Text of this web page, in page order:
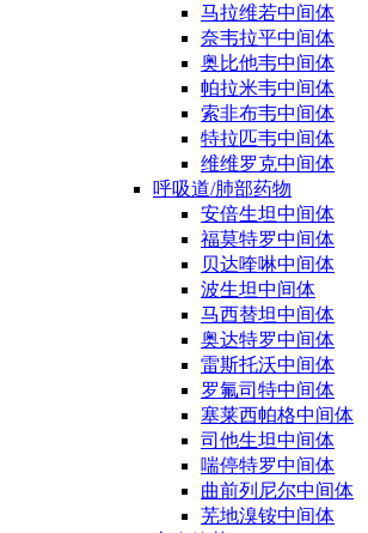
马拉维若中间体
奈韦拉平中间体
奥比他韦中间体
帕拉米韦中间体
索非布韦中间体
特拉匹韦中间体
维维罗克中间体
呼吸道/肺部药物
安倍生坦中间体
福莫特罗中间体
贝达喹啉中间体
波生坦中间体
马西替坦中间体
奥达特罗中间体
雷斯托沃中间体
罗氟司特中间体
塞莱西帕格中间体
司他生坦中间体
喘停特罗中间体
曲前列尼尔中间体
芜地溴铵中间体